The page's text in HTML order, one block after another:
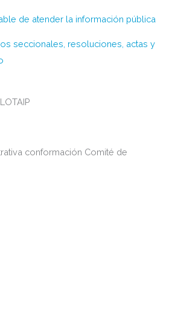
de atender la información pública
seccionales, resoluciones, actas y
conformación Comité de